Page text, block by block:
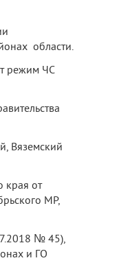
области.
режим ЧС
Вяземский
края от
МР,
№ 45),
и ГО